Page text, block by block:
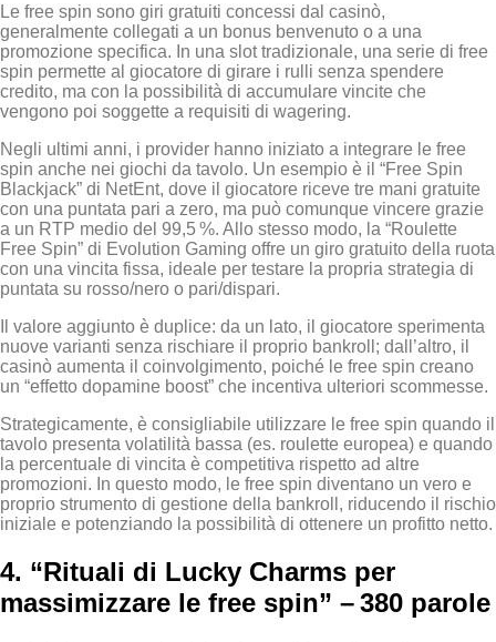
Le free spin sono giri gratuiti concessi dal casinò,
generalmente collegati a un bonus benvenuto o a una
promozione specifica. In una slot tradizionale, una serie di free
spin permette al giocatore di girare i rulli senza spendere
credito, ma con la possibilità di accumulare vincite che
vengono poi soggette a requisiti di wagering.
Negli ultimi anni, i provider hanno iniziato a integrare le free
spin anche nei giochi da tavolo. Un esempio è il “Free Spin
Blackjack” di NetEnt, dove il giocatore riceve tre mani gratuite
con una puntata pari a zero, ma può comunque vincere grazie
a un RTP medio del 99,5 %. Allo stesso modo, la “Roulette
Free Spin” di Evolution Gaming offre un giro gratuito della ruota
con una vincita fissa, ideale per testare la propria strategia di
puntata su rosso/nero o pari/dispari.
Il valore aggiunto è duplice: da un lato, il giocatore sperimenta
nuove varianti senza rischiare il proprio bankroll; dall’altro, il
casinò aumenta il coinvolgimento, poiché le free spin creano
un “effetto dopamine boost” che incentiva ulteriori scommesse.
Strategicamente, è consigliabile utilizzare le free spin quando il
tavolo presenta volatilità bassa (es. roulette europea) e quando
la percentuale di vincita è competitiva rispetto ad altre
promozioni. In questo modo, le free spin diventano un vero e
proprio strumento di gestione della bankroll, riducendo il rischio
iniziale e potenziando la possibilità di ottenere un profitto netto.
4. “Rituali di Lucky Charms per
massimizzare le free spin” – 380 parole